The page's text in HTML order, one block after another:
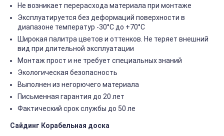
Не возникает перерасхода материала при монтаже
Эксплуатируется без деформаций поверхности в
диапазоне температур -30°C до +70°C
Широкая палитра цветов и оттенков. Не теряет внешний
вид при длительной эксплуатации
Монтаж прост и не требует специальных знаний
Экологическая безопасность
Выполнен из негорючего материала
Письменная гарантия до 20 лет
Фактический срок службы до 50 ле
Сайдинг Корабельная доска